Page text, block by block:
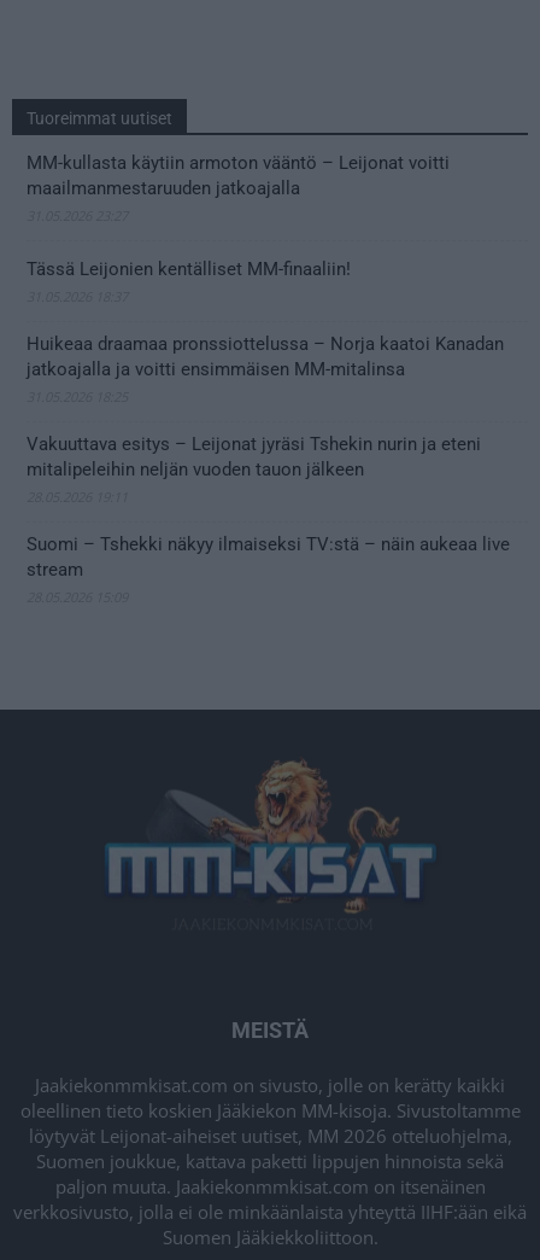
Tuoreimmat uutiset
MM-kullasta käytiin armoton vääntö – Leijonat voitti
maailmanmestaruuden jatkoajalla
Tässä Leijonien kentälliset MM-finaaliin!
Huikeaa draamaa pronssiottelussa – Norja kaatoi Kanadan
jatkoajalla ja voitti ensimmäisen MM-mitalinsa
Vakuuttava esitys – Leijonat jyräsi Tshekin nurin ja eteni
mitalipeleihin neljän vuoden tauon jälkeen
Suomi – Tshekki näkyy ilmaiseksi TV:stä – näin aukeaa live
stream
MEISTÄ
Jaakiekonmmkisat.com on sivusto, jolle on kerätty kaikki
oleellinen tieto koskien Jääkiekon MM-kisoja. Sivustoltamme
löytyvät Leijonat-aiheiset uutiset, MM 2026 otteluohjelma,
Suomen joukkue, kattava paketti lippujen hinnoista sekä
paljon muuta. Jaakiekonmmkisat.com on itsenäinen
verkkosivusto, jolla ei ole minkäänlaista yhteyttä IIHF:ään eikä
Suomen Jääkiekkoliittoon.